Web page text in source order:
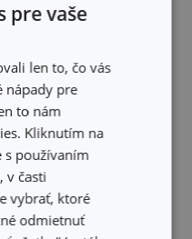
objem
normy celkovým
horný okraj. Využiteľný
o 1 až 2 litre nižší podľa
nádoby je využiteľný
pre vaše
len to, čo vás
nápady pre
to nám
Kliknutím na
s používaním
v časti
vybrať, ktoré
odmietnuť